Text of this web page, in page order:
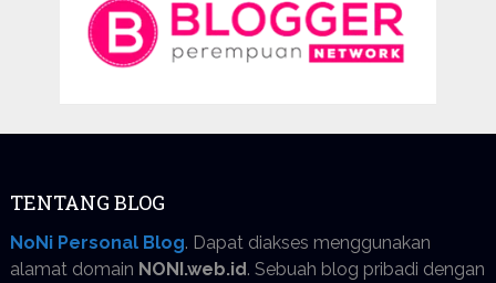
TENTANG BLOG
NoNi Personal Blog. Dapat diakses menggunakan
alamat domain NONI.web.id. Sebuah blog pribadi dengan